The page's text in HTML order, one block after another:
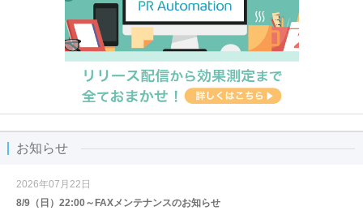
お知らせ
2026年07月22日
8/9（日）22:00～FAXメンテナンスのお知らせ